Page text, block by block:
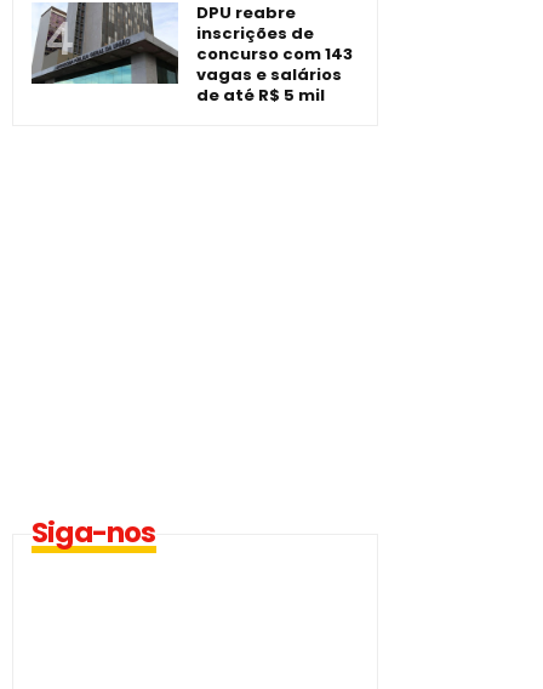
DPU reabre
inscrições de
concurso com 143
vagas e salários
de até R$ 5 mil
Siga-nos